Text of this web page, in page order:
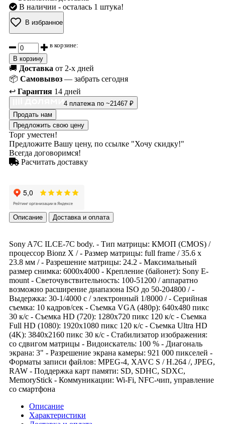
В наличии - осталась 1 штука!
В избранное
в корзине:
В корзину
🚚 Доставка от 2-х дней
📦 Самовывоз — забрать сегодня
↩️ Гарантия 14 дней
4 платежа по ~21467 ₽
Продать нам
Предложить свою цену
Торг уместен!
Предложите Вашу цену, по ссылке "Хочу скидку!"
Всегда договоримся!
Расчитать доставку
Описание Доставка и оплата
Sony A7C ILCE-7C body. - Тип матрицы: КМОП (CMOS) /
процессор Bionz X / - Размер матрицы: full frame / 35.6 x
23.8 мм / - Разрешение матрицы: 24.2 - Максимальный
размер снимка: 6000x4000 - Крепление (байонет): Sony E-
mount - Светочувствительность: 100-51200 / аппаратно
возможно расширение диапазона ISO до 50-204800 / -
Выдержка: 30-1/4000 с / электронный 1/8000 / - Серийная
съемка: 10 кадров/сек - Съемка VGA (480p): 640x480 пикс
30 к/с - Съемка HD (720): 1280x720 пикс 120 к/с - Съемка
Full HD (1080): 1920x1080 пикс 120 к/с - Съемка Ultra HD
(4K): 3840x2160 пикс 30 к/с - Стабилизатор изображения:
со сдвигом матрицы - Видоискатель: 100 % - Диагональ
экрана: 3" - Разрешение экрана камеры: 921 000 пикселей -
Форматы записи файлов: MPEG-4, XAVC S / H.264 /, JPEG,
RAW - Поддержка карт памяти: SD, SDHC, SDXC,
MemoryStick - Коммуникации: Wi-Fi, NFC-чип, управление
со смартфона
Описание
Характеристики